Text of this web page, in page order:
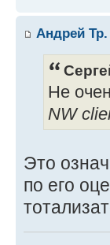
Андрей Тр.
Не
NW
Это
по его